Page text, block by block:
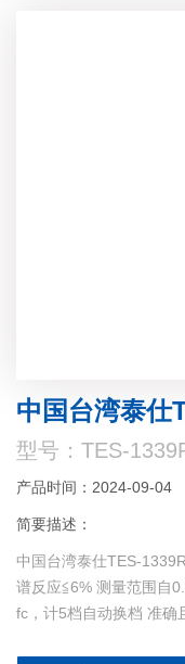
中国台湾泰仕
型号：TES-
产品时间：2024-09-04
简要描述：
中国台湾泰仕TES-
谱反应≦6% 测量范围自
fc，计5档自动换档 准确